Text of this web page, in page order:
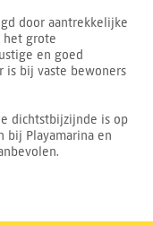
door aantrekkelijke
het grote
en goed
is bij vaste bewoners
dichtstbijzijnde is op
bij Playamarina en